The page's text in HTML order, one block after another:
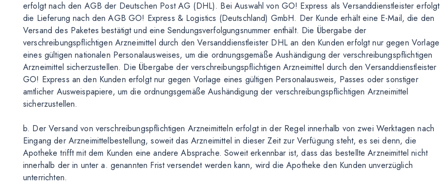
erfolgt nach den AGB der Deutschen Post AG (DHL). Bei Auswahl von GO! Express als Versanddienstleister erfolgt
die Lieferung nach den AGB GO! Express & Logistics (Deutschland) GmbH. Der Kunde erhält eine E-Mail, die den
Versand des Paketes bestätigt und eine Sendungsverfolgungsnummer enthält. Die Übergabe der
verschreibungspflichtigen Arzneimittel durch den Versanddienstleister DHL an den Kunden erfolgt nur gegen Vorlage
eines gültigen nationalen Personalausweises, um die ordnungsgemäße Aushändigung der verschreibungspflichtigen
Arzneimittel sicherzustellen. Die Übergabe der verschreibungspflichtigen Arzneimittel durch den Versanddienstleister
GO! Express an den Kunden erfolgt nur gegen Vorlage eines gültigen Personalausweis, Passes oder sonstiger
amtlicher Ausweispapiere, um die ordnungsgemäße Aushändigung der verschreibungspflichtigen Arzneimittel
sicherzustellen.
b. Der Versand von verschreibungspflichtigen Arzneimitteln erfolgt in der Regel innerhalb von zwei Werktagen nach
Eingang der Arzneimittelbestellung, soweit das Arzneimittel in dieser Zeit zur Verfügung steht, es sei denn, die
Apotheke trifft mit dem Kunden eine andere Absprache. Soweit erkennbar ist, dass das bestellte Arzneimittel nicht
innerhalb der in unter a. genannten Frist versendet werden kann, wird die Apotheke den Kunden unverzüglich
unterrichten.